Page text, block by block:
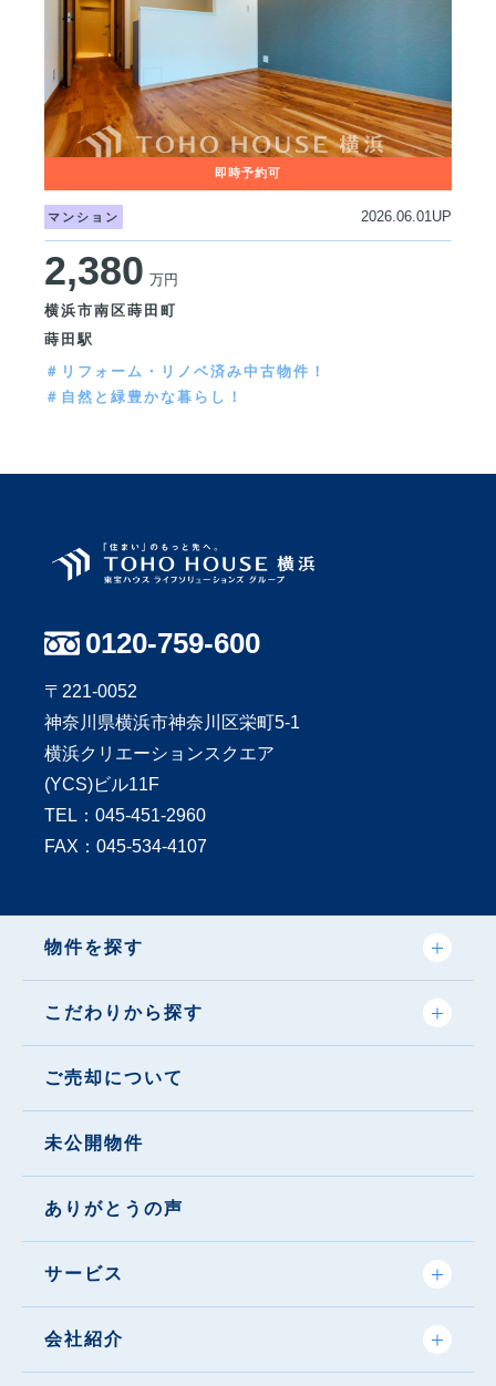
マンション 2026.06.01UP
2,380 万円
横浜市南区蒔田町
蒔田駅
＃リフォーム・リノベ済み中古物件！
＃自然と緑豊かな暮らし！
0120-759-600
〒221-0052
神奈川県横浜市神奈川区栄町5-1
横浜クリエーションスクエア
(YCS)ビル11F
TEL： 045-451-2960
FAX：045-534-4107
物件を探す
こだわりから探す
ご売却について
未公開物件
ありがとうの声
サービス
会社紹介